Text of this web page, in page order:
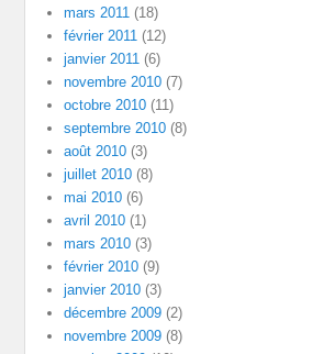
mars 2011 (18)
février 2011 (12)
janvier 2011 (6)
novembre 2010 (7)
octobre 2010 (11)
septembre 2010 (8)
août 2010 (3)
juillet 2010 (8)
mai 2010 (6)
avril 2010 (1)
mars 2010 (3)
février 2010 (9)
janvier 2010 (3)
décembre 2009 (2)
novembre 2009 (8)